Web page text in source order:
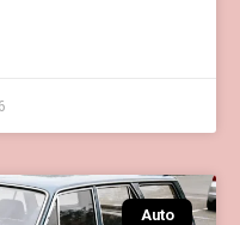
Auto